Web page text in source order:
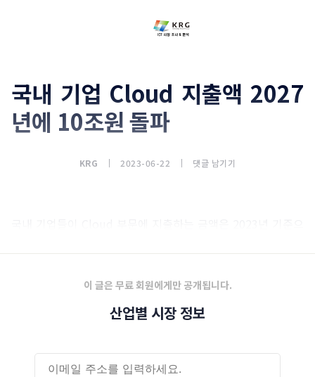
국내 기업 Cloud 지출액 2027
년에 10조원 돌파
KRG 2023-06-22 댓글 남기기
이 글은 무료 회원에게만 공개됩니다.
산업별 시장 정보